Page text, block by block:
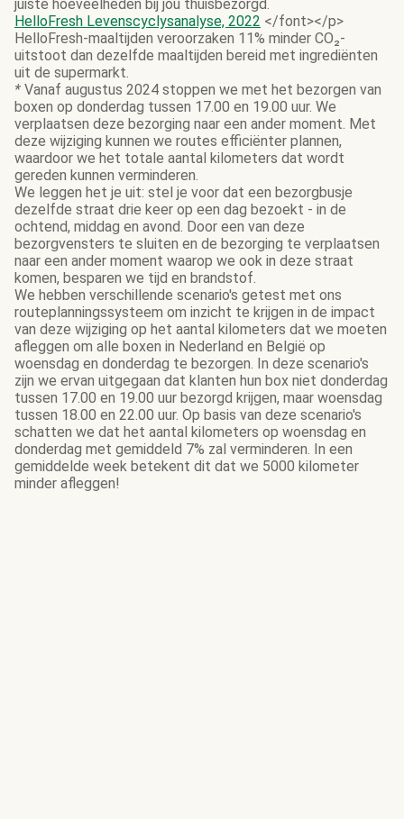
juiste hoeveelheden bij jou thuisbezorgd.
HelloFresh Levenscyclysanalyse, 2022 </font></p>
HelloFresh-maaltijden veroorzaken 11% minder CO₂-
uitstoot dan dezelfde maaltijden bereid met ingrediënten
uit de supermarkt.
* Vanaf augustus 2024 stoppen we met het bezorgen van
boxen op donderdag tussen 17.00 en 19.00 uur. We
verplaatsen deze bezorging naar een ander moment. Met
deze wijziging kunnen we routes efficiënter plannen,
waardoor we het totale aantal kilometers dat wordt
gereden kunnen verminderen.
We leggen het je uit: stel je voor dat een bezorgbusje
dezelfde straat drie keer op een dag bezoekt - in de
ochtend, middag en avond. Door een van deze
bezorgvensters te sluiten en de bezorging te verplaatsen
naar een ander moment waarop we ook in deze straat
komen, besparen we tijd en brandstof.
We hebben verschillende scenario's getest met ons
routeplanningssysteem om inzicht te krijgen in de impact
van deze wijziging op het aantal kilometers dat we moeten
afleggen om alle boxen in Nederland en België op
woensdag en donderdag te bezorgen. In deze scenario's
zijn we ervan uitgegaan dat klanten hun box niet donderdag
tussen 17.00 en 19.00 uur bezorgd krijgen, maar woensdag
tussen 18.00 en 22.00 uur. Op basis van deze scenario's
schatten we dat het aantal kilometers op woensdag en
donderdag met gemiddeld 7% zal verminderen. In een
gemiddelde week betekent dit dat we 5000 kilometer
minder afleggen!